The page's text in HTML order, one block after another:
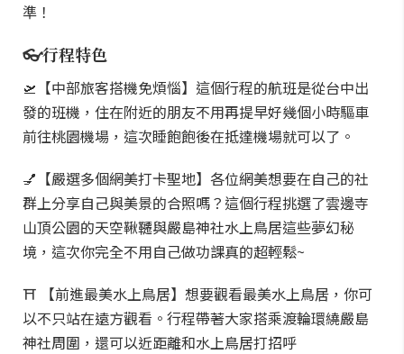
準！
👓行程特色
🛫【中部旅客搭機免煩惱】這個行程的航班是從台中出
發的班機，住在附近的朋友不用再提早好幾個小時驅車
前往桃園機場，這次睡飽飽後在抵達機場就可以了。
💅【嚴選多個網美打卡聖地】各位網美想要在自己的社
群上分享自己與美景的合照嗎？這個行程挑選了雲邊寺
山頂公園的天空鞦韆與嚴島神社水上鳥居這些夢幻秘
境，這次你完全不用自己做功課真的超輕鬆~
⛩ 【前進最美水上鳥居】想要觀看最美水上鳥居，你可
以不只站在遠方觀看。行程帶著大家搭乘渡輪環繞嚴島
神社周圍，還可以近距離和水上鳥居打招呼